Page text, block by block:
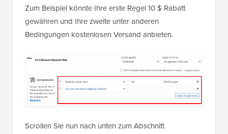
Zum Beispiel könnte Ihre erste Regel 10 $ Rabatt
gewähren und Ihre zweite unter anderen
Bedingungen kostenlosen Versand anbieten.
Scrollen Sie nun nach unten zum Abschnitt